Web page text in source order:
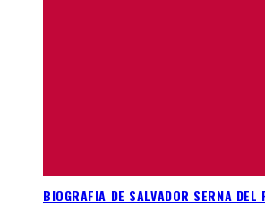
BIOGRAFIA DE SALVADOR SERNA DEL